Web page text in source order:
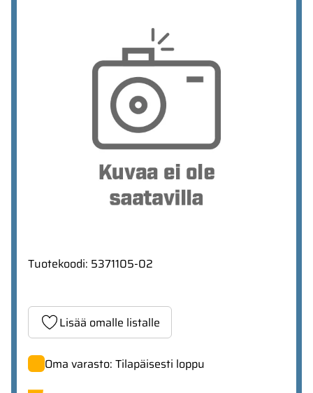
Tuotekoodi: 5371105-02
Lisää omalle listalle
Oma varasto: Tilapäisesti loppu